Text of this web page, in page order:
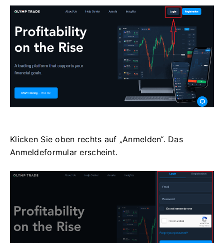
Klicken Sie oben rechts auf „Anmelden“. Das
Anmeldeformular erscheint.